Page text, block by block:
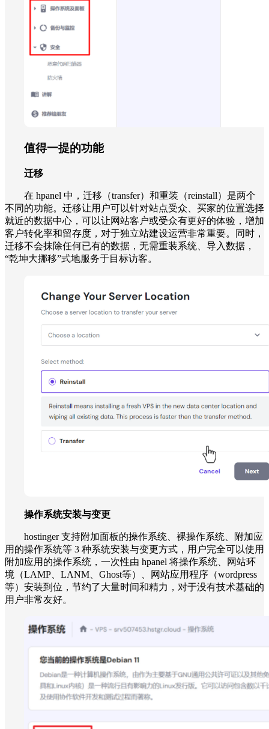
值得一提的功能
迁移
在 hpanel 中，迁移（transfer）和重装（reinstall）是两个
不同的功能。迁移让用户可以针对站点受众、买家的位置选择
就近的数据中心，可以让网站客户或受众有更好的体验，增加
客户转化率和留存度，对于独立站建设运营非常重要。同时，
迁移不会抹除任何已有的数据，无需重装系统、导入数据，
“乾坤大挪移”式地服务于目标访客。
操作系统安装与变更
hostinger 支持附加面板的操作系统、裸操作系统、附加应
用的操作系统等 3 种系统安装与变更方式，用户完全可以使用
附加应用的操作系统，一次性由 hpanel 将操作系统、网站环
境（LAMP、LANM、Ghost等）、网站应用程序（wordpress
等）安装到位，节约了大量时间和精力，对于没有技术基础的
用户非常友好。